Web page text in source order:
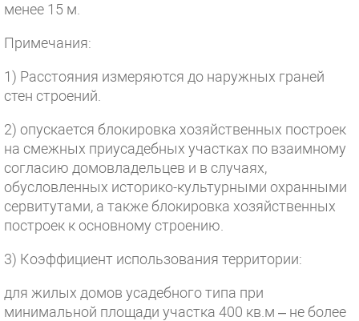
менее 15 м.
Примечания:
1) Расстояния измеряются до наружных граней
стен строений.
2) опускается блокировка хозяйственных построек
на смежных приусадебных участках по взаимному
согласию домовладельцев и в случаях,
обусловленных историко-культурными охранными
сервитутами, а также блокировка хозяйственных
построек к основному строению.
3) Коэффициент использования территории:
для жилых домов усадебного типа при
минимальной площади участка 400 кв.м – не более